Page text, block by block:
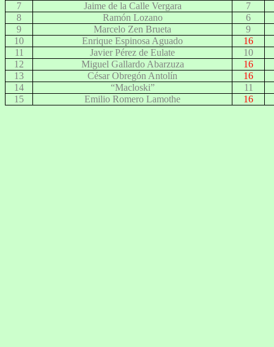
7
Jaime de la Calle Vergara
7
8
Ramón Lozano
6
9
Marcelo Zen Brueta
9
10
Enrique Espinosa Aguado
16
11
Javier Pérez de Eulate
10
12
Miguel Gallardo Abarzuza
16
13
César Obregón Antolín
16
14
“Macloski”
11
15
Emilio Romero Lamothe 16